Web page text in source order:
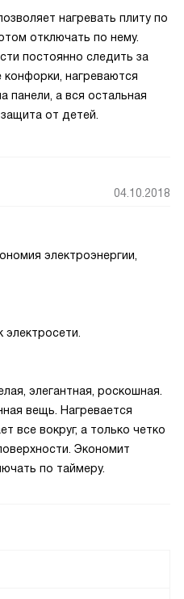
нагревать плиту по
отключать по нему.
постоянно следить за
нагреваются
панели, а вся остальная
от детей.
04.10.2018
электроэнергии,
элегантная, роскошная.
вещь. Нагревается
все вокруг, а только четко
Экономит
по таймеру.